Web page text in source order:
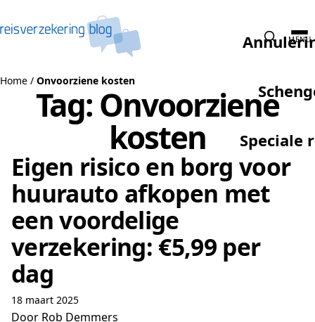
Speciale
MENU
Home / Onvoorziene kosten
Tag: Onvoorziene
kosten
Eigen risico en borg voor
huurauto afkopen met
een voordelige
verzekering: €5,99 per
dag
18 maart 2025
Door Rob Demmers